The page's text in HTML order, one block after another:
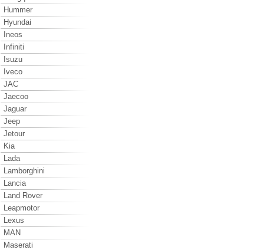
Hummer
Hyundai
Ineos
Infiniti
Isuzu
Iveco
JAC
Jaecoo
Jaguar
Jeep
Jetour
Kia
Lada
Lamborghini
Lancia
Land Rover
Leapmotor
Lexus
MAN
Maserati